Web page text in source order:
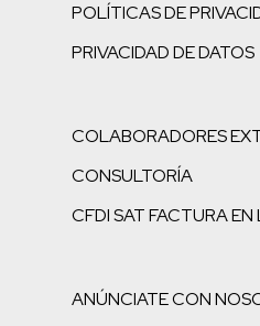
POLÍTICAS DE
PRIVACIDAD DE DATOS
COLABORADORES
CONSULTORÍA
CFDI SAT FACTURA EN
ANÚNCIATE CON